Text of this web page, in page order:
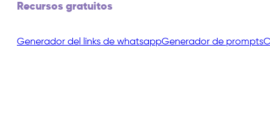
Recursos gratuitos
Generador del links de whatsappGenerador de prompts